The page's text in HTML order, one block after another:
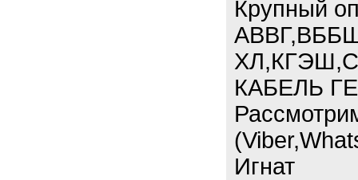
Крупный
КАБЕЛЬ
Игнат